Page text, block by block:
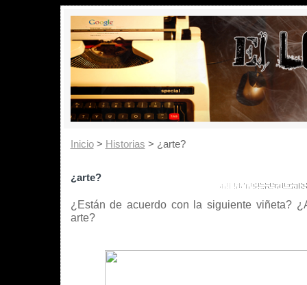
Inicio> Historias > ¿arte?
¿arte?
¿Están de acuerdo con la siguiente viñeta?
arte?